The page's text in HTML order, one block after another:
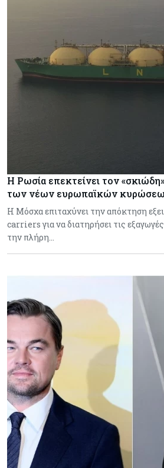
Η Ρωσία επεκτείνει τον
των νέων ευρωπαϊκών
Η Μόσχα επιταχύνει την απόκτηση
carriers για να διατηρήσει τις
την πλήρη…